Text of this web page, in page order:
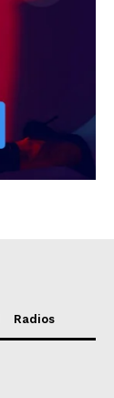
Radios